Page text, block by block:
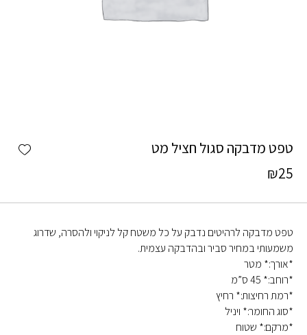
טפט מדבקה סגול חציל מט
₪25
טפט מדבקה לרהיטים נדבק על כל משטח קל לניקוי ולהסרה, שדרוג
משמעותי במחיר סביר ובהדבקה עצמית.
*אורך:* מטר
*רוחב:* 45 ס”מ
*רמת רחיצות:* רחיץ
*סוג החומר:* ויניל
*מרקם:* שטוח